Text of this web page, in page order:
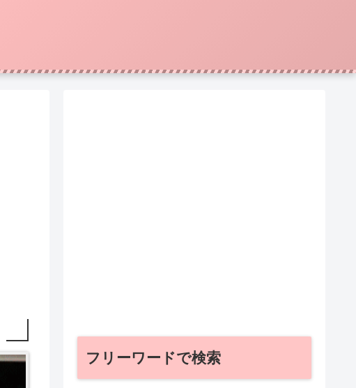
フリーワードで検索